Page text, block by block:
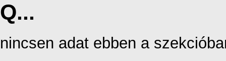
Q...
nincsen adat ebben a